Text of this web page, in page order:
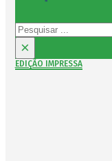
Pesquisar
×
EDIÇÃO IMPRESSA